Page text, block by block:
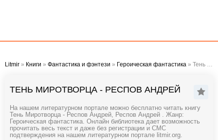
Litmir » Книги » Фантастика и фэнтези » Героическая фантастика » Тень Миротворца - Респов Андрей
ТЕНЬ МИРОТВОРЦА - РЕСПОВ АНДРЕЙ
На нашем литературном портале можно бесплатно читать книгу
Тень Миротворца - Респов Андрей, Респов Андрей . Жанр:
Героическая фантастика. Онлайн библиотека дает возможность
прочитать весь текст и даже без регистрации и СМС
подтверждения на нашем литературном портале litmir.org.